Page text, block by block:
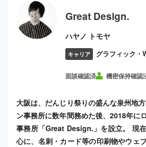
Great Design.
ハヤノ トモヤ
キャリア グラフィック・
面談確認済 機密保持確認
大阪は、だんじり祭りの盛んな泉州地
ン事務所に数年間務めた後、2018年に
事務所「Great Design.」を設立。 現
心に、名刺・カード等の印刷物やウェ